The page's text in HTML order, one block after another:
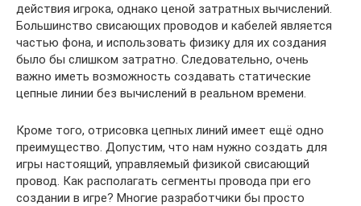
действия игрока, однако ценой затратных вычислений.
Большинство свисающих проводов и кабелей является
частью фона, и использовать физику для их создания
было бы слишком затратно. Следовательно, очень
важно иметь возможность создавать статические
цепные линии без вычислений в реальном времени.
Кроме того, отрисовка цепных линий имеет ещё одно
преимущество. Допустим, что нам нужно создать для
игры настоящий, управляемый физикой свисающий
провод. Как располагать сегменты провода при его
создании в игре? Многие разработчики бы просто